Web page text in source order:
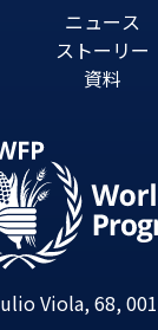
ニュース
ストーリー
資料
Viola, 68,